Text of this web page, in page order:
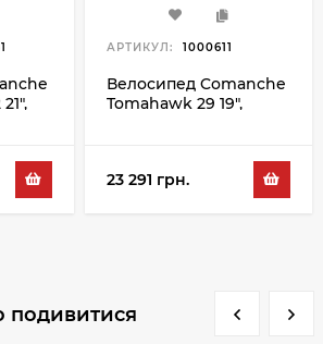
АРТИКУЛ: 1000611
Велосипед Comanche
Tomahawk 29 19",
23 291 грн.
подивитися